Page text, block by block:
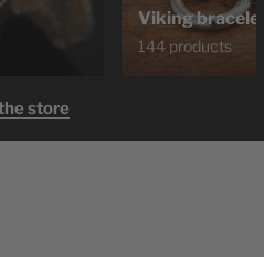
Viking
144 products
store